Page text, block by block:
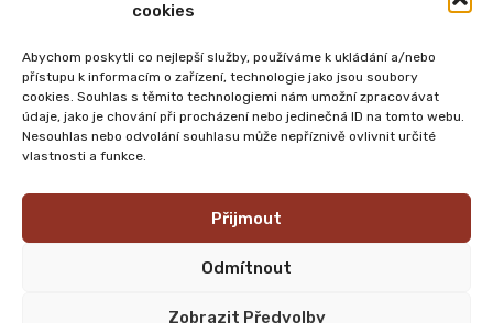
cookies
Abychom poskytli co nejlepší služby, používáme k ukládání a/nebo
přístupu k informacím o zařízení, technologie jako jsou soubory
cookies. Souhlas s těmito technologiemi nám umožní zpracovávat
údaje, jako je chování při procházení nebo jedinečná ID na tomto webu.
Nesouhlas nebo odvolání souhlasu může nepříznivě ovlivnit určité
vlastnosti a funkce.
Přijmout
Odmítnout
Zobrazit Předvolby
+420 603 901 114